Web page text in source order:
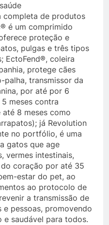
completa de produtos
é um comprimido
proteção e
pulgas e três tipos
EctoFend®, coleira
protege cães
transmissor da
por até por 6
meses contra
8 meses como
já Revolution
no portfólio, é uma
gatos que age
vermes intestinais,
coração por até 35
estar do pet, ao
ao protocolo de
a transmissão de
pessoas, promovendo
e saudável para todos.